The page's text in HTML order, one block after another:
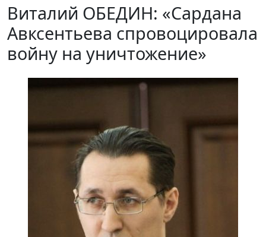
Виталий ОБЕДИН: «Сардана
Авксентьева спровоцировала
войну на уничтожение»